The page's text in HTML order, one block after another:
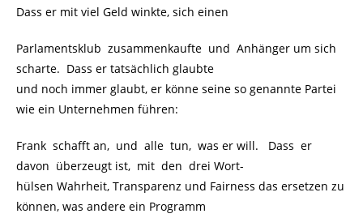
Dass er mit viel Geld winkte, sich einen
Parlamentsklub zusammenkaufte und Anhänger um sich
scharte. Dass er tatsächlich glaubte
und noch immer glaubt, er könne seine so genannte Partei
wie ein Unternehmen führen:
Frank schafft an, und alle tun, was er will. Dass er
davon überzeugt ist, mit den drei Wort-
hülsen Wahrheit, Transparenz und Fairness das ersetzen zu
können, was andere ein Programm